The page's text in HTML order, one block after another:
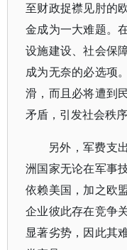
至财政捉襟见肘的
金成为一大难题。
设施建设、社会保
成为无奈的必选项
滑，而且必将遭到
矛盾，引发社会秩序
另外，军费支
洲国家无论在军事
依赖美国，加之欧
企业彼此存在竞争
显著劣势，因此其